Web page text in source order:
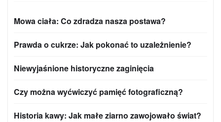
Mowa ciała: Co zdradza nasza postawa?
Prawda o cukrze: Jak pokonać to uzależnienie?
Niewyjaśnione historyczne zaginięcia
Czy można wyćwiczyć pamięć fotograficzną?
Historia kawy: Jak małe ziarno zawojowało świat?